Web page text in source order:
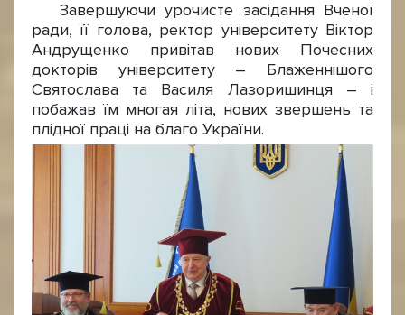
Завершуючи урочисте засідання Вченої
ради, її голова, ректор університету Віктор
Андрущенко привітав нових Почесних
докторів університету – Блаженнішого
Святослава та Василя Лазоришинця – і
побажав їм многая літа, нових звершень та
плідної праці на благо України.